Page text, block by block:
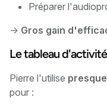
Préparer
→ Gros gain
Le tableau d'activité
Pierre l'utilise
pour :